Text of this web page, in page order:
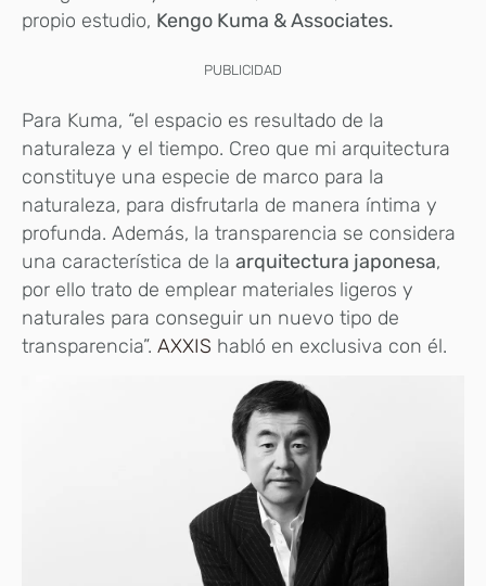
propio estudio, Kengo Kuma & Associates.
PUBLICIDAD
Para Kuma, “el espacio es resultado de la
naturaleza y el tiempo. Creo que mi arquitectura
constituye una especie de marco para la
naturaleza, para disfrutarla de manera íntima y
profunda. Además, la transparencia se considera
una característica de la arquitectura japonesa,
por ello trato de emplear materiales ligeros y
naturales para conseguir un nuevo tipo de
transparencia”. AXXIS habló en exclusiva con él.